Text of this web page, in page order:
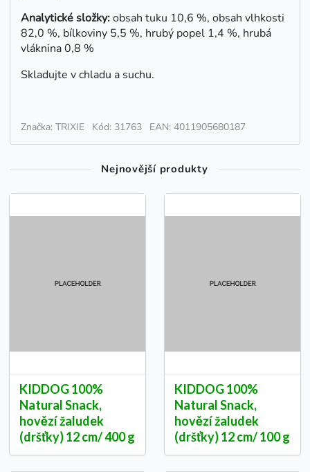
Analytické složky:obsah tuku 10,6 %, obsah vlhkosti
82,0 %, bílkoviny 5,5 %, hrubý popel 1,4 %, hrubá
vláknina 0,8 %
Skladujte v chladu a suchu.
Značka: TRIXIE Kód: 31763 EAN: 4011905680187
Nejnovější produkty
KIDDOG 100%
Natural Snack,
hovězí žaludek
(dršťky) 12 cm/ 400 g
KIDDOG 100%
Natural Snack,
hovězí žaludek
(dršťky) 12 cm/ 100 g